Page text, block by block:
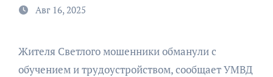
Авг 16, 2025
Жителя Светлого мошенники обманули с
обучением и трудоустройством, сообщает УМВД